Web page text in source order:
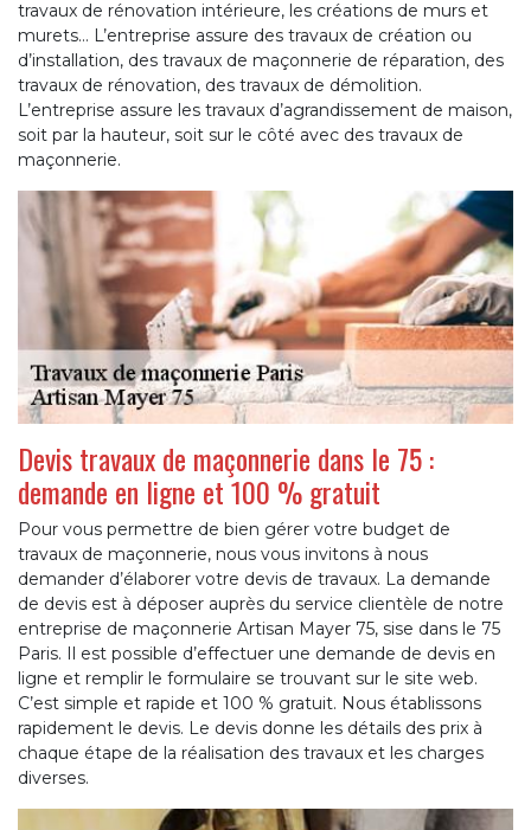
travaux de rénovation intérieure, les créations de murs et
murets… L’entreprise assure des travaux de création ou
d’installation, des travaux de maçonnerie de réparation, des
travaux de rénovation, des travaux de démolition.
L’entreprise assure les travaux d’agrandissement de maison,
soit par la hauteur, soit sur le côté avec des travaux de
maçonnerie.
Devis travaux de maçonnerie dans le 75 :
demande en ligne et 100 % gratuit
Pour vous permettre de bien gérer votre budget de
travaux de maçonnerie, nous vous invitons à nous
demander d’élaborer votre devis de travaux. La demande
de devis est à déposer auprès du service clientèle de notre
entreprise de maçonnerie Artisan Mayer 75, sise dans le 75
Paris. Il est possible d’effectuer une demande de devis en
ligne et remplir le formulaire se trouvant sur le site web.
C’est simple et rapide et 100 % gratuit. Nous établissons
rapidement le devis. Le devis donne les détails des prix à
chaque étape de la réalisation des travaux et les charges
diverses.